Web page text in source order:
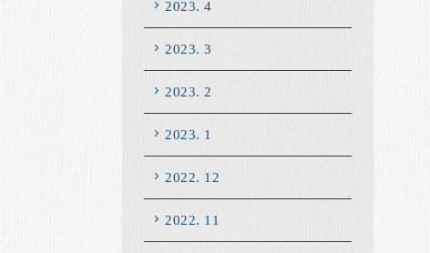
2023. 4
2023. 3
2023. 2
2023. 1
2022. 12
2022. 11